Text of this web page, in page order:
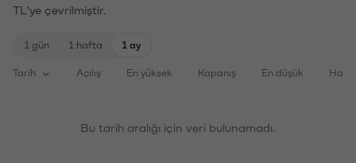
TL'ye çevrilmiştir.
1 gün 1 hafta 1 ay
Tarih Açılış En yüksek Kapanış En düşük
Bu tarih aralığı için veri bulunamadı.